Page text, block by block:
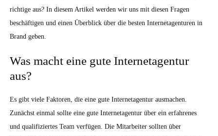
richtige aus? In diesem Artikel werden wir uns mit diesen Fragen
beschäftigen und einen Überblick über die besten Internetagenturen in
Brand geben.
Was macht eine gute Internetagentur
aus?
Es gibt viele Faktoren, die eine gute Internetagentur ausmachen.
Zunächst einmal sollte eine gute Internetagentur über ein erfahrenes
und qualifiziertes Team verfügen. Die Mitarbeiter sollten über